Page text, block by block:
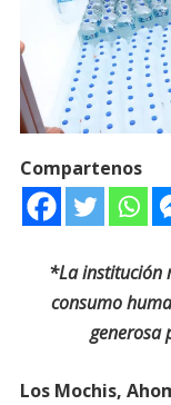
Compartenos
*La institución
consumo
generosa
Los Mochis,